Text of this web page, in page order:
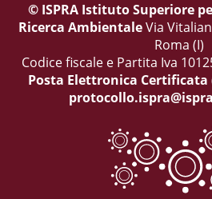
© ISPRA Istituto Superiore
Ricerca AmbientaleVia
Roma (I)
Codice fiscale e Partita Iva
Posta Elettronica Certificata